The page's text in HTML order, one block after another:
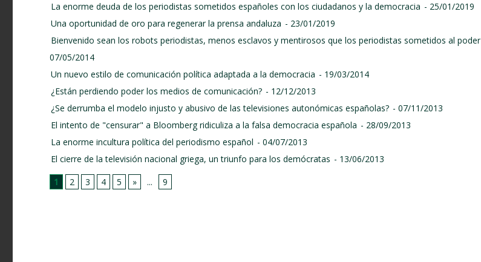
La enorme deuda de los periodistas sometidos españoles con los ciudadanos y la democracia - 25/01/2019
Una oportunidad de oro para regenerar la prensa andaluza - 23/01/2019
Bienvenido sean los robots periodistas, menos esclavos y mentirosos que los periodistas sometidos al poder
07/05/2014
Un nuevo estilo de comunicación política adaptada a la democracia - 19/03/2014
¿Están perdiendo poder los medios de comunicación? - 12/12/2013
¿Se derrumba el modelo injusto y abusivo de las televisiones autonómicas españolas? - 07/11/2013
El intento de "censurar" a Bloomberg ridiculiza a la falsa democracia española - 28/09/2013
La enorme incultura política del periodismo español - 04/07/2013
El cierre de la televisión nacional griega, un triunfo para los demócratas - 13/06/2013
1
2 3 4 5 » ... 9